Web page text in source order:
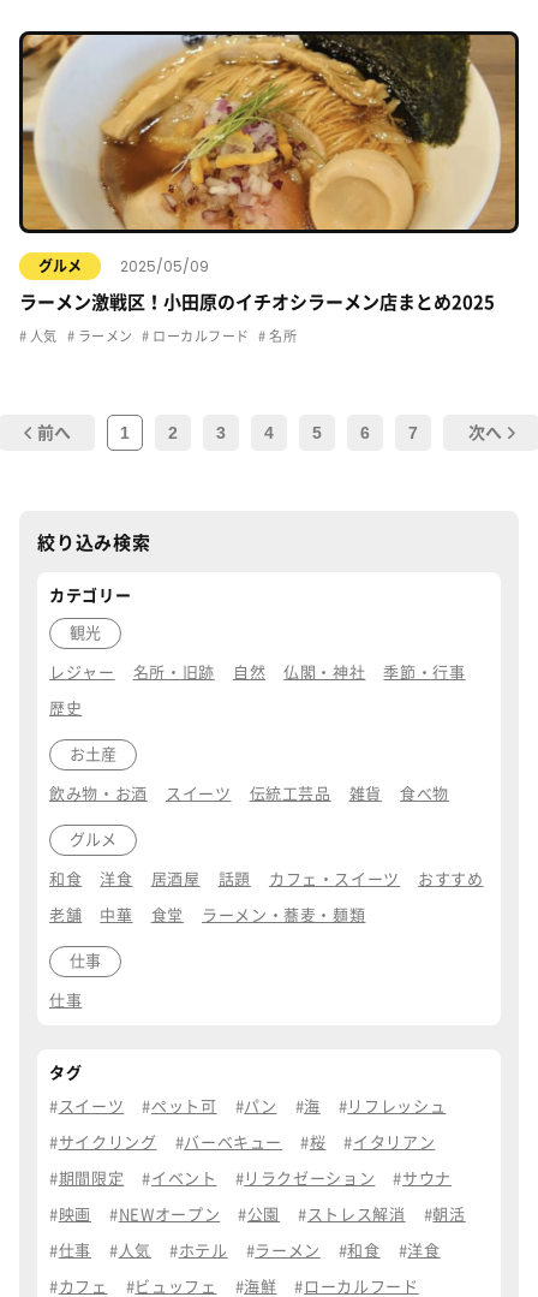
グルメ 2025/05/09
ラーメン激戦区！小田原のイチオシラーメン店まとめ2025
人気 ラーメン ローカルフード 名所
前へ 1 2 3 4 5 6 7 次へ
絞り込み検索
カテゴリー
観光
レジャー 名所・旧跡 自然 仏閣・神社 季節・行事
歴史
お土産
飲み物・お酒 スイーツ 伝統工芸品 雑貨 食べ物
グルメ
和食 洋食 居酒屋 話題 カフェ・スイーツ おすすめ
老舗 中華 食堂 ラーメン・蕎麦・麺類
仕事
仕事
タグ
スイーツ ペット可 パン 海 リフレッシュ
サイクリング バーベキュー 桜 イタリアン
期間限定 イベント リラクゼーション サウナ
映画 NEWオープン 公園 ストレス解消 朝活
仕事 人気 ホテル ラーメン 和食 洋食
カフェ ビュッフェ 海鮮 ローカルフード